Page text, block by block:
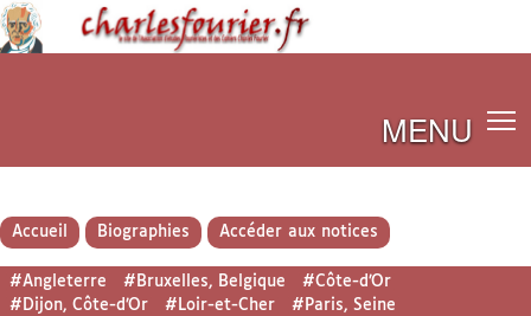
MENU
Accueil Biographies Accéder aux notices
#Angleterre #Bruxelles, Belgique
#Côte-d’Or
#Dijon, Côte-d’Or
#Loir-et-Cher
#Paris, Seine